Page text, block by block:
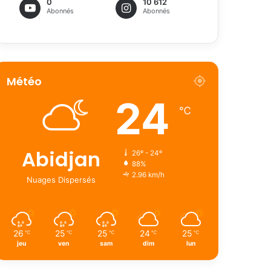
Abonnés Abonnés
Météo
Abidjan
Nuages Dispersés
24 ℃
26º - 24º
88%
2.96 km/h
26 ℃
jeu
25 ℃
ven
25 ℃
sam
24 ℃
dim
25 ℃
lun